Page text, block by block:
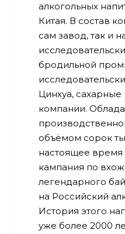
алкогольных
Китая. В состав
сам завод, так и
бродильной
Цинхуа, сахарные
компании.
объёмом сорок
настоящее время
кампания по
легендарного
на Российский
История этого
уже более 2000